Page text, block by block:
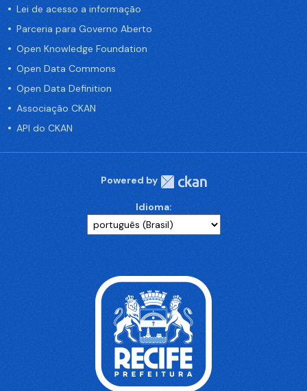
Lei de acesso a informação
Parceria para Governo Aberto
Open Knowledge Foundation
Open Data Commons
Open Data Definition
Associação CKAN
API do CKAN
Powered by
Idioma